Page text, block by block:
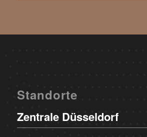
Standorte
Zentrale Düsseldorf